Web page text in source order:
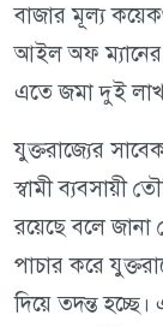
বাজার মূল্য
আইল অফ ম্যানের
এতে জমা দুই
যুক্তরাজ্যের
স্বামী ব্যবসায়ী
রয়েছে বলে জানা
পাচার করে
দিয়ে তদন্ত